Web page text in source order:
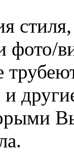
фото/
и